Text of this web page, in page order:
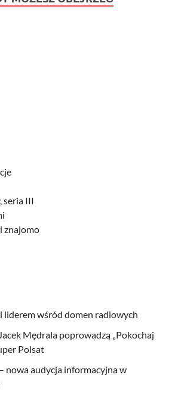
seria III
znajomo
liderem wśród domen radiowych
Mędrala poprowadzą „Pokochaj
Polsat
nowa audycja informacyjna w